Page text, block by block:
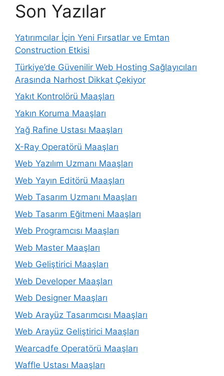
Son Yazılar
Yatırımcılar İçin Yeni Fırsatlar ve Emtan
Construction Etkisi
Türkiye’de Güvenilir Web Hosting Sağlayıcıları
Arasında Narhost Dikkat Çekiyor
Yakıt Kontrolörü Maaşları
Yakın Koruma Maaşları
Yağ Rafine Ustası Maaşları
X-Ray Operatörü Maaşları
Web Yazılım Uzmanı Maaşları
Web Yayın Editörü Maaşları
Web Tasarım Uzmanı Maaşları
Web Tasarım Eğitmeni Maaşları
Web Programcısı Maaşları
Web Master Maaşları
Web Geliştirici Maaşları
Web Developer Maaşları
Web Designer Maaşları
Web Arayüz Tasarımcısı Maaşları
Web Arayüz Geliştirici Maaşları
Wearcadfe Operatörü Maaşları
Waffle Ustası Maaşları